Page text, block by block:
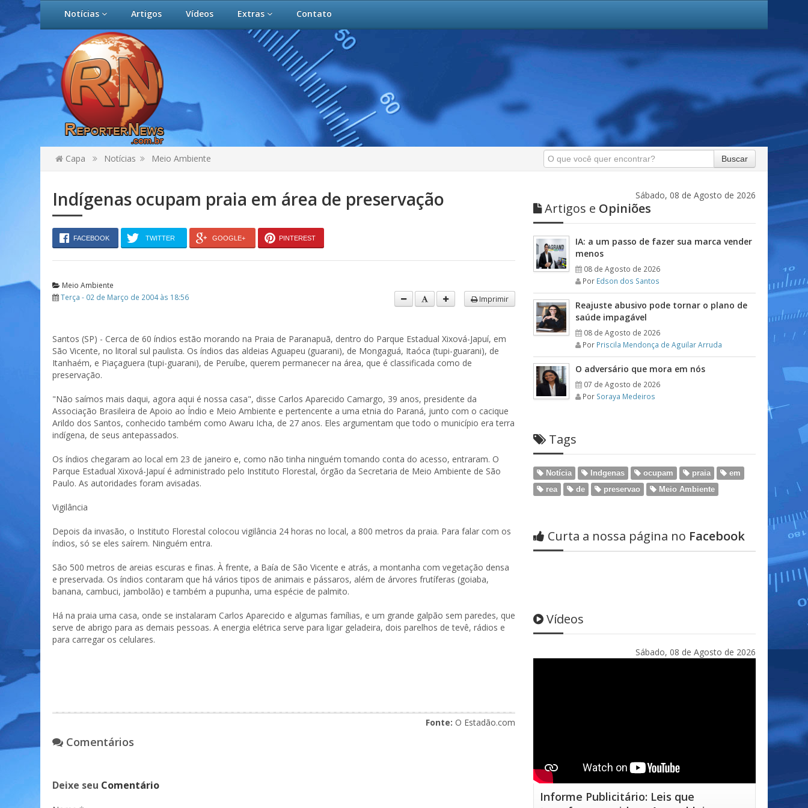
Notícias Artigos Vídeos Extras Contato
Capa Notícias Meio Ambiente Buscar
Indígenas ocupam praia em área de preservação
FACEBOOK TWITTER GOOGLE+ PINTEREST
Meio Ambiente
Terça - 02 de Março de 2004 às 18:56
Imprimir
Santos (SP) - Cerca de 60 índios estão morando na Praia de Paranapuã, dentro do Parque Estadual Xixová-Japuí, em
São Vicente, no litoral sul paulista. Os índios das aldeias Aguapeu (guarani), de Mongaguá, Itaóca (tupi-guarani), de
Itanhaém, e Piaçaguera (tupi-guarani), de Peruíbe, querem permanecer na área, que é classificada como de
preservação.
"Não saímos mais daqui, agora aqui é nossa casa", disse Carlos Aparecido Camargo, 39 anos, presidente da
Associação Brasileira de Apoio ao Índio e Meio Ambiente e pertencente a uma etnia do Paraná, junto com o cacique
Arildo dos Santos, conhecido também como Awaru Icha, de 27 anos. Eles argumentam que todo o município era terra
indígena, de seus antepassados.
Os índios chegaram ao local em 23 de janeiro e, como não tinha ninguém tomando conta do acesso, entraram. O
Parque Estadual Xixová-Japuí é administrado pelo Instituto Florestal, órgão da Secretaria de Meio Ambiente de São
Paulo. As autoridades foram avisadas.
Vigilância
Depois da invasão, o Instituto Florestal colocou vigilância 24 horas no local, a 800 metros da praia. Para falar com os
índios, só se eles saírem. Ninguém entra.
São 500 metros de areias escuras e finas. À frente, a Baía de São Vicente e atrás, a montanha com vegetação densa
e preservada. Os índios contaram que há vários tipos de animais e pássaros, além de árvores frutíferas (goiaba,
banana, cambuci, jambolão) e também a pupunha, uma espécie de palmito.
Há na praia uma casa, onde se instalaram Carlos Aparecido e algumas famílias, e um grande galpão sem paredes, que
serve de abrigo para as demais pessoas. A energia elétrica serve para ligar geladeira, dois parelhos de tevê, rádios e
para carregar os celulares.
Fonte: O Estadão.com
Comentários
Deixe seu Comentário
Sábado, 08 de Agosto de 2026
Artigos e Opiniões
IA: a um passo de fazer sua marca vender
menos
08 de Agosto de 2026
Por Edson dos Santos
Reajuste abusivo pode tornar o plano de
saúde impagável
08 de Agosto de 2026
Por Priscila Mendonça de Aguilar Arruda
O adversário que mora em nós
07 de Agosto de 2026
Por Soraya Medeiros
Tags
Notícia Indgenas ocupam praia
em
rea
de preservao Meio Ambiente
Curta a nossa página no Facebook
Vídeos
Sábado, 08 de Agosto de 2026
Informe Publicitário: Leis que